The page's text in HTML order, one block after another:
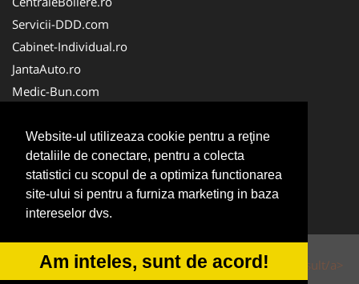
Website-ul utilizeaza cookie pentru a reţine
detaliile de conectare, pentru a colecta
statistici cu scopul de a optimiza functionarea
site-ului si pentru a furniza marketing in baza
intereselor dvs.
Am inteles, sunt de acord!
Servicii-DDD.com
Cabinet-Individual.ro
JantaAuto.ro
Medic-Bun.com
Apicultorul.com
CentruInchirieri.ro
Oftalmologul.ro
Stomatologul.com
© 2014-2026 Powered byVilonMedia&Tokaido Consult/a>